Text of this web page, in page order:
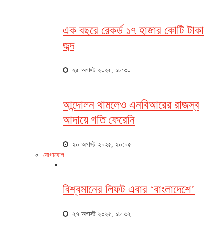
এক বছরে রেকর্ড ১৭ হাজার কোটি টাকা
জব্দ
২৫ অগাস্ট ২০২৫, ১৮:৩০
আন্দোলন থামলেও এনবিআরের রাজস্ব
আদায়ে গতি ফেরেনি
২০ অগাস্ট ২০২৫, ২০:০৫
যোগাযোগ
বিশ্বমানের লিফট এবার ‘বাংলাদেশে’
২৭ অগাস্ট ২০২৫, ১৮:৩২